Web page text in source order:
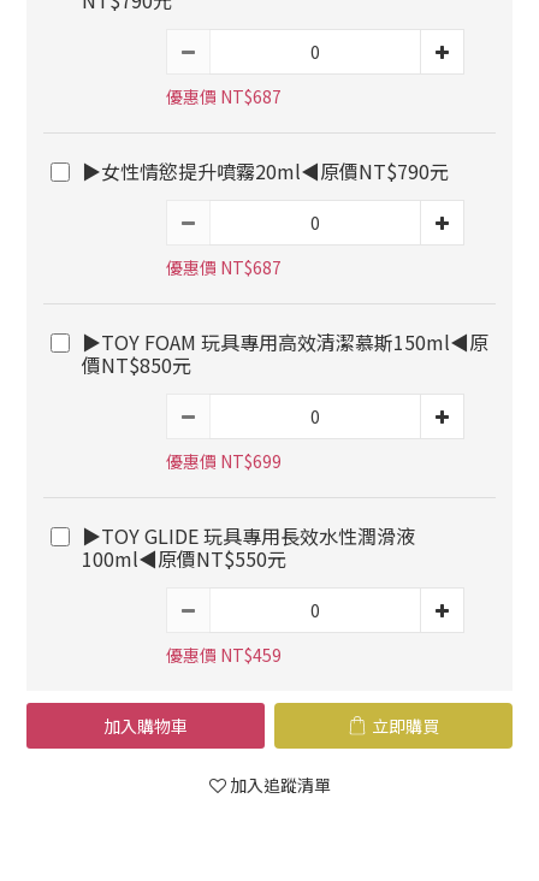
優惠價 NT$687
▶女性情慾提升噴霧20ml◀原價NT$790元
優惠價 NT$687
▶TOY FOAM 玩具專用高效清潔慕斯150ml◀原
價NT$850元
優惠價 NT$699
▶TOY GLIDE 玩具專用長效水性潤滑液
100ml◀原價NT$550元
優惠價 NT$459
加入購物車 立即購買
加入追蹤清單